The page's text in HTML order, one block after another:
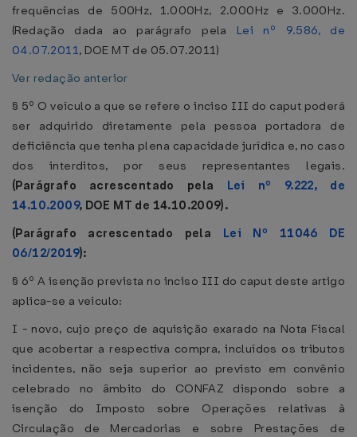
frequências de 500Hz, 1.000Hz, 2.000Hz e 3.000Hz.
(Redação dada ao parágrafo pela Lei nº 9.586, de
04.07.2011, DOE MT de 05.07.2011)
Ver redação anterior
§ 5º O veículo a que se refere o inciso III do caput poderá
ser adquirido diretamente pela pessoa portadora de
deficiência que tenha plena capacidade jurídica e, no caso
dos interditos, por seus representantes legais.
(Parágrafo acrescentado pela Lei nº 9.222, de
14.10.2009, DOE MT de 14.10.2009).
(Parágrafo acrescentado pela Lei Nº 11046 DE
06/12/2019):
§ 6º A isenção prevista no inciso III do caput deste artigo
aplica-se a veículo:
I - novo, cujo preço de aquisição exarado na Nota Fiscal
que acobertar a respectiva compra, incluídos os tributos
incidentes, não seja superior ao previsto em convênio
celebrado no âmbito do CONFAZ dispondo sobre a
isenção do Imposto sobre Operações relativas à
Circulação de Mercadorias e sobre Prestações de